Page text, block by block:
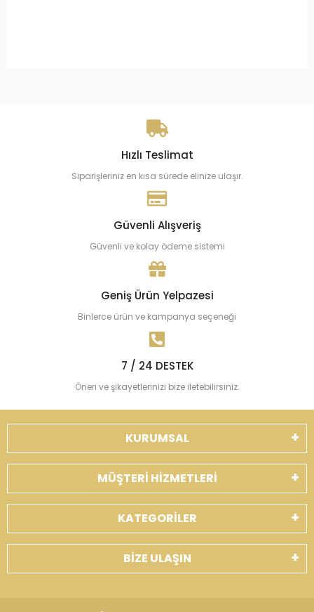
Hızlı Teslimat
Siparişleriniz en kısa sürede elinize ulaşır.
Güvenli Alışveriş
Güvenli ve kolay ödeme sistemi
Geniş Ürün Yelpazesi
Binlerce ürün ve kampanya seçeneği
7 / 24 DESTEK
Öneri ve şikayetlerinizi bize iletebilirsiniz.
KURUMSAL
MÜŞTERİ HİZMETLERİ
KATEGORİLER
BİZE ULAŞIN